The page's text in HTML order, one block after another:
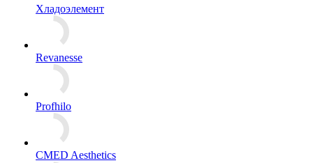
Хладоэлемент
Revanesse
Profhilo
CMED Aesthetics